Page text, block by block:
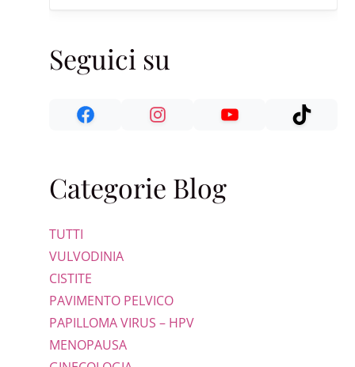
Seguici su
Categorie Blog
TUTTI
VULVODINIA
CISTITE
PAVIMENTO PELVICO
PAPILLOMA VIRUS – HPV
MENOPAUSA